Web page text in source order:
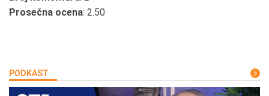
Prosečna ocena: 2.50
PODKAST